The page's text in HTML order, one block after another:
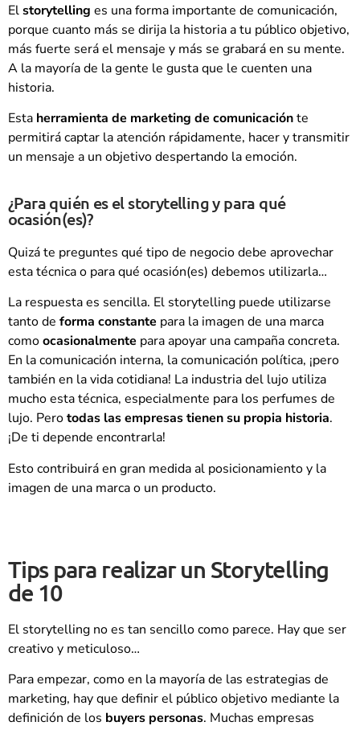
Elstorytelling es una forma importante de comunicación,
porque cuanto más se dirija la historia a tu público objetivo,
más fuerte será el mensaje y más se grabará en su mente.
A la mayoría de la gente le gusta que le cuenten una
historia.
Esta herramienta de marketing de comunicaciónte
permitirá captar la atención rápidamente, hacer y transmitir
un mensaje a un objetivo despertando la emoción.
¿Para quién es el storytelling y para qué
ocasión(es)?
Quizá te preguntes qué tipo de negocio debe aprovechar
esta técnica o para qué ocasión(es) debemos utilizarla…
La respuesta es sencilla. El storytelling puede utilizarse
tanto de forma constante para la imagen de una marca
comoocasionalmente para apoyar una campaña concreta.
En la comunicación interna, la comunicación política, ¡pero
también en la vida cotidiana! La industria del lujo utiliza
mucho esta técnica, especialmente para los perfumes de
lujo. Perotodas las empresas tienen su propia historia.
¡De ti depende encontrarla!
Esto contribuirá en gran medida al posicionamiento y la
imagen de una marca o un producto.
Tips para realizar un Storytelling
de 10
El storytelling no es tan sencillo como parece. Hay que ser
creativo y meticuloso…
Para empezar, como en la mayoría de las estrategias de
marketing, hay que definir el público objetivo mediante la
definición de los buyers personas. Muchas empresas